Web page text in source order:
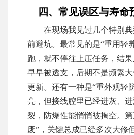
四、常见误区与寿命
在现场我见过几个特别
前避坑。最常见的是“重用轻
跑，就不停往上压任务，结
早早被透支，后期不是频繁
更新。还有一种是“重外观轻
亮，但接线腔里已经进灰、
裂，防爆性能悄悄被掏空。第
废”，关键总成已经多次大修